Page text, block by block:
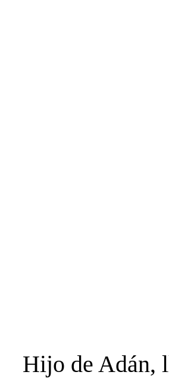
Hijo de Adán,